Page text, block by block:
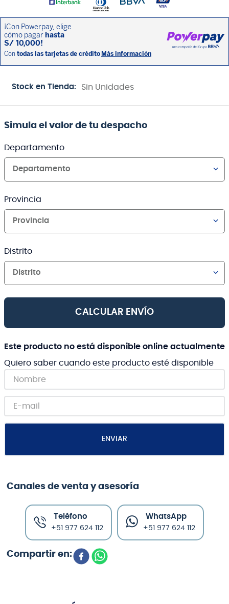
Stock en Tienda: Sin Unidades
Simula el valor de tu despacho
Departamento
Departamento
Provincia
Provincia
Distrito
Distrito
CALCULAR ENVÍO
Este producto no está disponible online actualmente
Quiero saber cuando este producto esté disponible
ENVIAR
Canales de venta y asesoría
Teléfono
+51 977 624 112
WhatsApp
+51 977 624 112